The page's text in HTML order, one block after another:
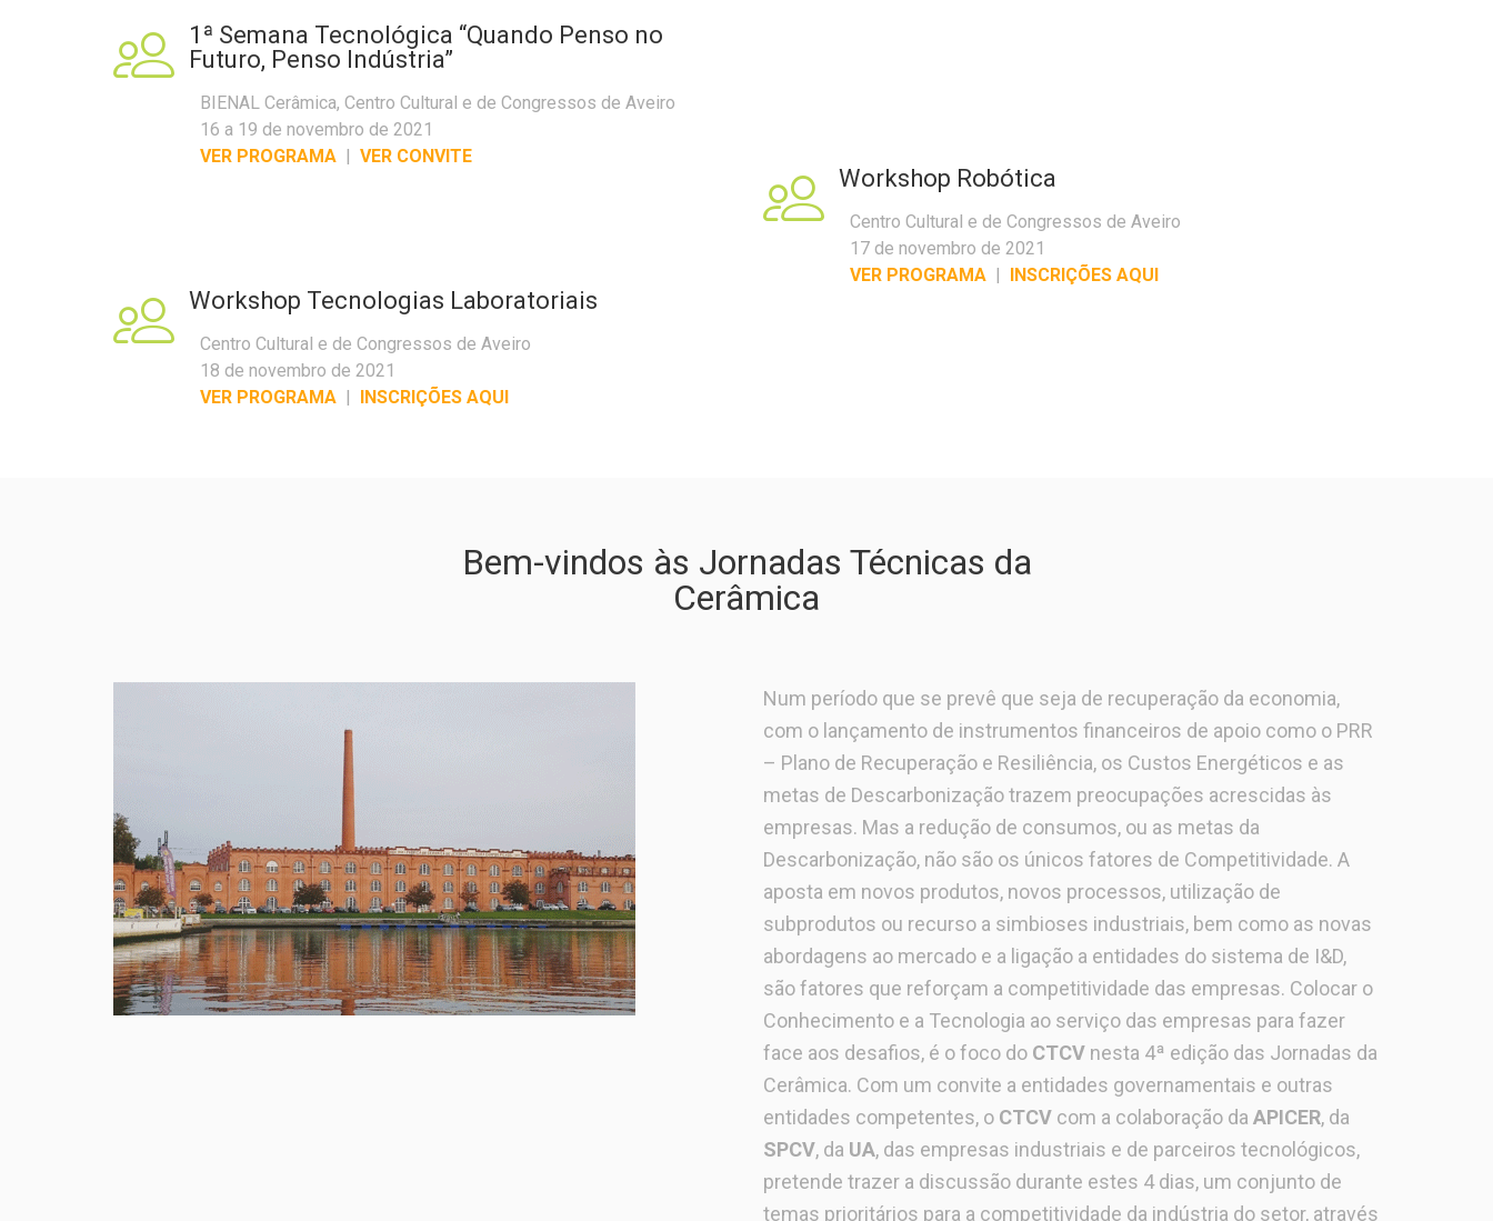
1ª Semana Tecnológica “Quando Penso no
Futuro, Penso Indústria”
BIENAL Cerâmica, Centro Cultural e de Congressos de Aveiro
16 a 19 de novembro de 2021
VER PROGRAMA
VER CONVITE
Workshop Robótica
Centro Cultural e de Congressos de Aveiro
17 de novembro de 2021
VER PROGRAMA
INSCRIÇÕES AQUI
Workshop Tecnologias Laboratoriais
Centro Cultural e de Congressos de Aveiro
18 de novembro de 2021
VER PROGRAMA
INSCRIÇÕES AQUI
Bem-vindos às Jornadas Técnicas da
Cerâmica
Num período que se prevê que seja de recuperação da economia,
com o lançamento de instrumentos financeiros de apoio como o PRR
– Plano de Recuperação e Resiliência, os Custos Energéticos e as
metas de Descarbonização trazem preocupações acrescidas às
empresas. Mas a redução de consumos, ou as metas da
Descarbonização, não são os únicos fatores de Competitividade. A
aposta em novos produtos, novos processos, utilização de
subprodutos ou recurso a simbioses industriais, bem como as novas
abordagens ao mercado e a ligação a entidades do sistema de I&D,
são fatores que reforçam a competitividade das empresas. Colocar o
Conhecimento e a Tecnologia ao serviço das empresas para fazer
face aos desafios, é o foco do CTCV nesta 4ª edição das Jornadas da
Cerâmica. Com um convite a entidades governamentais e outras
entidades competentes, o CTCV com a colaboração da APICER, da
SPCV, da UA, das empresas industriais e de parceiros tecnológicos,
pretende trazer a discussão durante estes 4 dias, um conjunto de
temas prioritários para a competitividade da indústria do setor, através